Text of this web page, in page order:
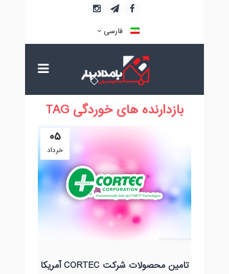
فارسی
بازدارنده های خوردگی TAG
۰۵
خرداد
تامین محصولات شرکت CORTEC آمریکا